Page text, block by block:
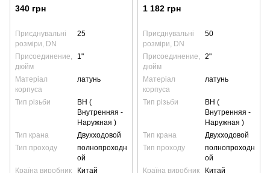
340 грн
Приєднувальні
розміри, DN
25
Присоединение,
дюйм
1"
Матеріал
корпуса
латунь
Тип різьби
ВН (
Внутренняя -
Наружная )
Тип крана
Двухходовой
Тип проходу
полнопроходн
ой
Країна виробник
Китай
1 182 грн
Приєднувальні
розміри, DN
50
Присоединение,
дюйм
2"
Матеріал
корпуса
латунь
Тип різьби
ВН (
Внутренняя -
Наружная )
Тип крана
Двухходовой
Тип проходу
полнопроходн
ой
Країна виробник
Китай